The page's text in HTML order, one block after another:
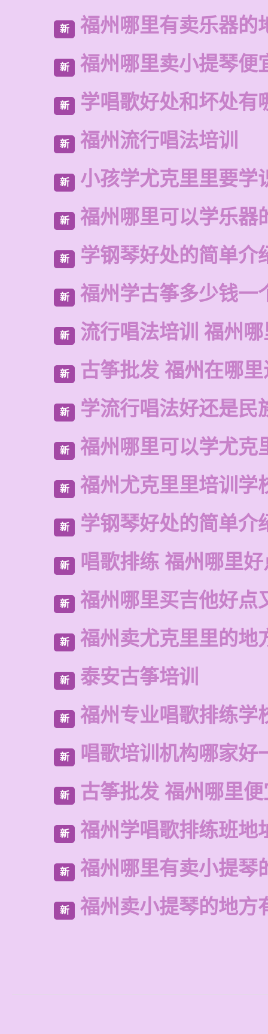
新 福州哪里有卖乐器的
新 福州哪里卖小提琴便
新 学唱歌好处和坏处有
新 福州流行唱法培训
新 小孩学尤克里里要学
新 福州哪里可以学乐器
新 学钢琴好处的简单介
新 福州学古筝多少钱一
新 流行唱法培训 福州
新 古筝批发 福州在哪
新 学流行唱法好还是民
新 福州哪里可以学尤克
新 福州尤克里里培训学
新 学钢琴好处的简单介
新 唱歌排练 福州哪里好
新 福州哪里买吉他好点
新 福州卖尤克里里的地
新 泰安古筝培训
新 福州专业唱歌排练学
新 唱歌培训机构哪家好
新 古筝批发 福州哪里
新 福州学唱歌排练班地
新 福州哪里有卖小提琴
新 福州卖小提琴的地方